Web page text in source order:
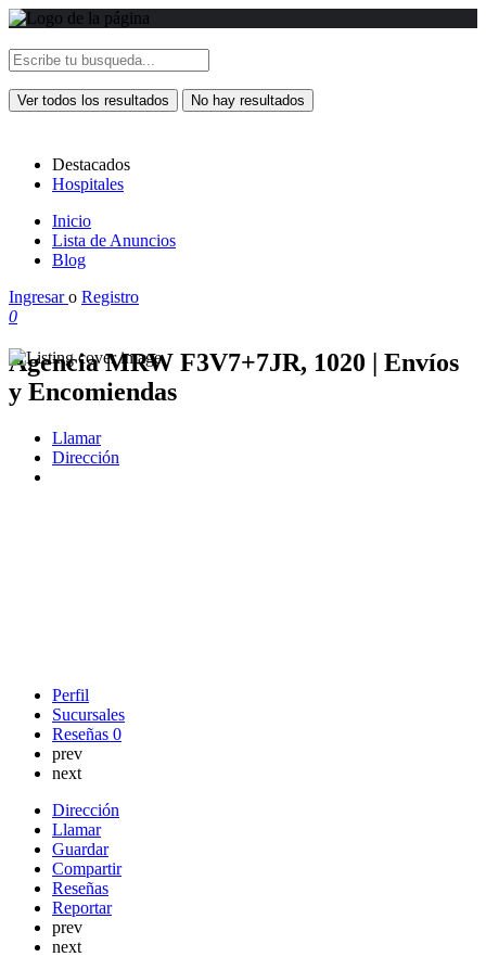
Ver todos los resultados No hay resultados
Destacados
Hospitales
Inicio
Lista de Anuncios
Blog
Ingresaro Registro
0
Agencia MRW F3V7+7JR, 1020 | Envíos
y Encomiendas
Llamar
Dirección
Perfil
Sucursales
Reseñas 0
prev
next
Dirección
Llamar
Guardar
Compartir
Reseñas
Reportar
prev
next